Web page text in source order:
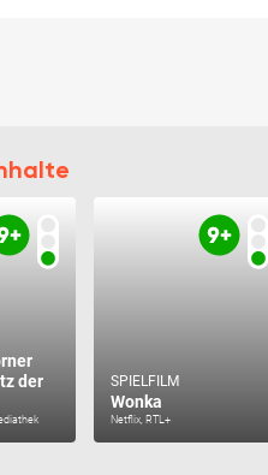
der
SPIELFILM
Wonka
Netflix, RTL+